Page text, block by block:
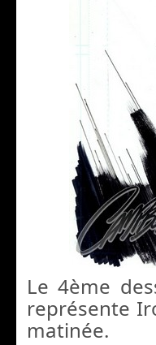
Le 4ème
représente
matinée.